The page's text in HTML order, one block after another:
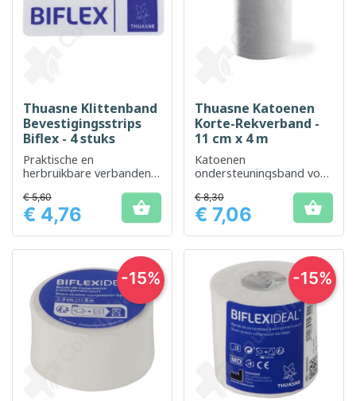
Thuasne Klittenband
Bevestigingsstrips
Biflex - 4 stuks
Praktische en
herbruikbare verbanden
gewrichtsondersteuning
Prijs
€ 5,60
€ 4,76 
Thuasne Katoenen
Korte-Rekverband -
11 cm x 4 m
Katoenen
ondersteuningsband voor
ondersteuning
Prijs
€ 8,30
€ 7,06 
-15% -15%